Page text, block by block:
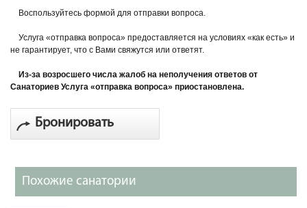
Воспользуйтесь формой для отправки вопроса.
Услуга «отправка вопроса» предоставляется на условиях «как есть» и
не гарантирует, что с Вами свяжутся или ответят.
Из-за возросшего числа жалоб на неполучения ответов от
Санаториев Услуга «отправка вопроса» приостановлена.
Бронировать
Похожие санатории